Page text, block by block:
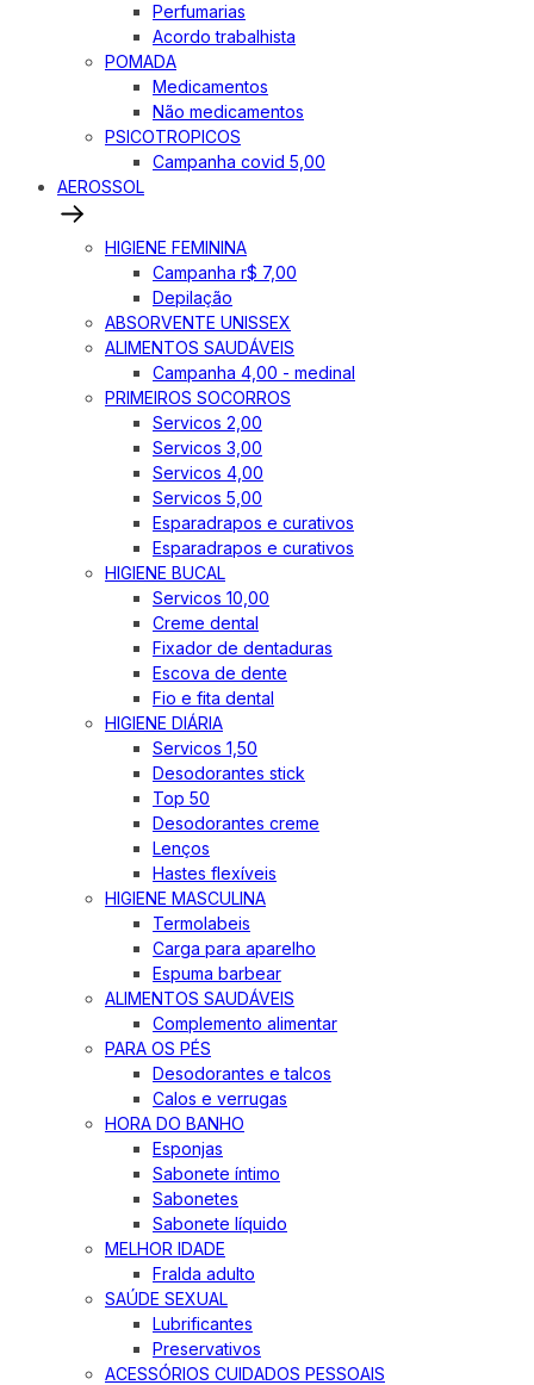
Perfumarias
Acordo trabalhista
POMADA
Medicamentos
Não medicamentos
PSICOTROPICOS
Campanha covid 5,00
AEROSSOL
HIGIENE FEMININA
Campanha r$ 7,00
Depilação
ABSORVENTE UNISSEX
ALIMENTOS SAUDÁVEIS
Campanha 4,00 - medinal
PRIMEIROS SOCORROS
Servicos 2,00
Servicos 3,00
Servicos 4,00
Servicos 5,00
Esparadrapos e curativos
Esparadrapos e curativos
HIGIENE BUCAL
Servicos 10,00
Creme dental
Fixador de dentaduras
Escova de dente
Fio e fita dental
HIGIENE DIÁRIA
Servicos 1,50
Desodorantes stick
Top 50
Desodorantes creme
Lenços
Hastes flexíveis
HIGIENE MASCULINA
Termolabeis
Carga para aparelho
Espuma barbear
ALIMENTOS SAUDÁVEIS
Complemento alimentar
PARA OS PÉS
Desodorantes e talcos
Calos e verrugas
HORA DO BANHO
Esponjas
Sabonete íntimo
Sabonetes
Sabonete líquido
MELHOR IDADE
Fralda adulto
SAÚDE SEXUAL
Lubrificantes
Preservativos
ACESSÓRIOS CUIDADOS PESSOAIS